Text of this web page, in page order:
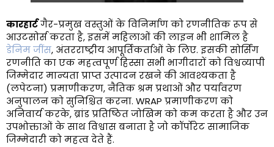
कारहार्टगैर-प्रमुख वस्तुओं के विनिर्माण को रणनीतिक रूप से
आउटसोर्स करता है, इसमें महिलाओं की लाइन भी शामिल है
डेनिम जींस, अंतरराष्ट्रीय आपूर्तिकर्ताओं के लिए. इसकी सोर्सिंग
रणनीति का एक महत्वपूर्ण हिस्सा सभी भागीदारों को विश्वव्यापी
जिम्मेदार मान्यता प्राप्त उत्पादन रखने की आवश्यकता है
(लपेटना) प्रमाणीकरण, नैतिक श्रम प्रथाओं और पर्यावरण
अनुपालन को सुनिश्चित करना. WRAP प्रमाणीकरण को
अनिवार्य करके, ब्रांड प्रतिष्ठित जोखिम को कम करता है और उन
उपभोक्ताओं के साथ विश्वास बनाता है जो कॉर्पोरेट सामाजिक
जिम्मेदारी को महत्व देते हैं.